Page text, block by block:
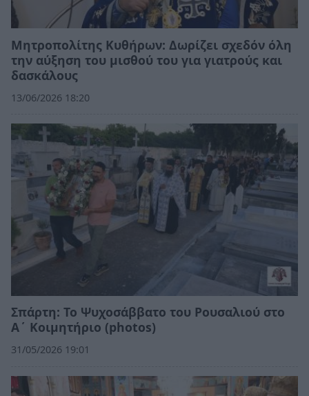
Μητροπολίτης Κυθήρων: Δωρίζει σχεδόν όλη
την αύξηση του μισθού του για γιατρούς και
δασκάλους
13/06/2026 18:20
Σπάρτη: Το Ψυχοσάββατο του Ρουσαλιού στο
Α΄ Κοιμητήριο (photos)
31/05/2026 19:01